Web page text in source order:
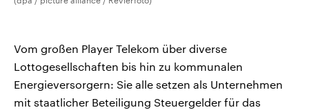
Vom großen Player Telekom über diverse
Lottogesellschaften bis hin zu kommunalen
Energieversorgern: Sie alle setzen als Unternehmen
mit staatlicher Beteiligung Steuergelder für das